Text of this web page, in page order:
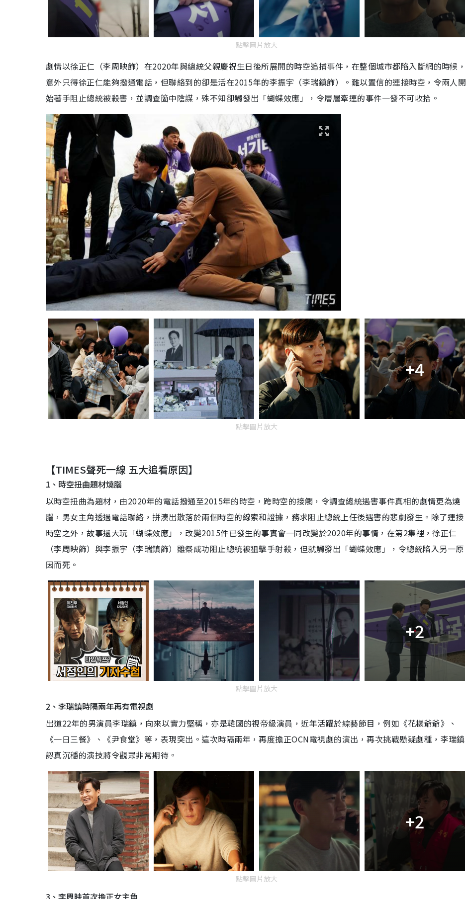
點擊圖片放大
劇情以徐正仁（李周映飾）在2020年與總統父親慶祝生日後所展開的時空追捕事件，在整個城市都陷入斷網的時候，
意外只得徐正仁能夠撥通電話，但聯絡到的卻是活在2015年的李振宇（李瑞鎮飾）。難以置信的連接時空，令兩人開
始著手阻止總統被殺害，並調查箇中陰謀，殊不知卻觸發出「蝴蝶效應」，令層層牽連的事件一發不可收拾。
+4
點擊圖片放大
【TIMES聲死一線 五大追看原因】
1、時空扭曲題材燒腦
以時空扭曲為題材，由2020年的電話撥通至2015年的時空，跨時空的接觸，令調查總統遇害事件真相的劇情更為燒
腦，男女主角透過電話聯絡，拼湊出散落於兩個時空的線索和證據，務求阻止總統上任後遇害的悲劇發生。除了連接
時空之外，故事還大玩「蝴蝶效應」，改變2015件已發生的事實會一同改變於2020年的事情，在第2集裡，徐正仁
（李周映飾）與李振宇（李瑞鎮飾）雖祭成功阻止總統被狙擊手射殺，但就觸發出「蝴蝶效應」，令總統陷入另一原
因而死。
+2
點擊圖片放大
2、李瑞鎮時隔兩年再有電視劇
出道22年的男演員李瑞鎮，向來以實力堅稱，亦是韓國的視帝級演員，近年活躍於綜藝節目，例如《花樣爺爺》、
《一日三餐》、《尹食堂》等，表現突出。這次時隔兩年，再度擔正OCN電視劇的演出，再次挑戰懸疑劇種，李瑞鎮
認真沉穩的演技將令觀眾非常期待。
+2
點擊圖片放大